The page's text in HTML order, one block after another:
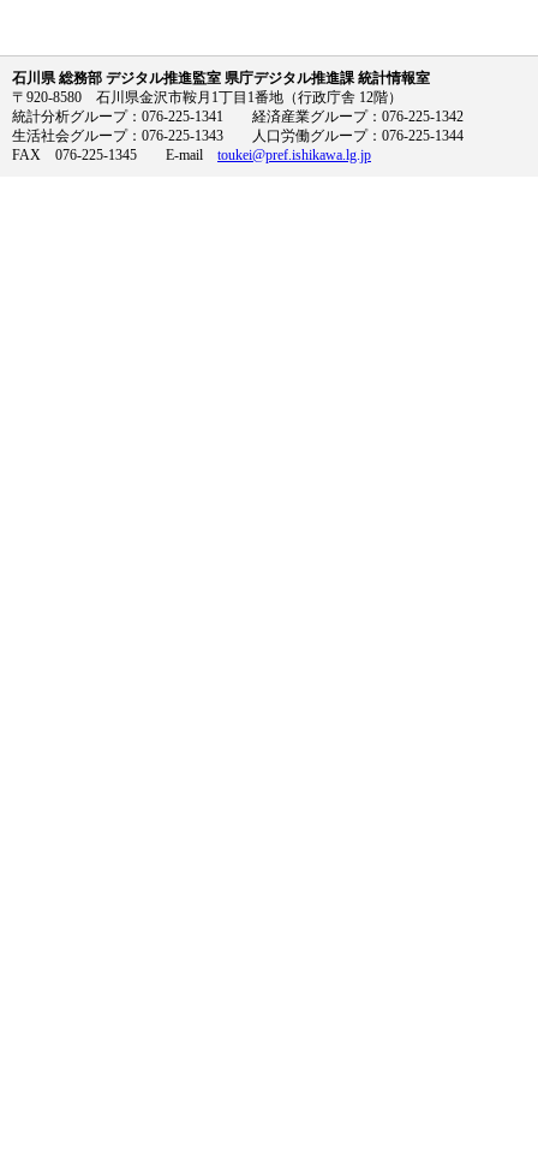
石川県 総務部 デジタル推進監室 県庁デジタル推進課 統計情報室
〒920-8580 石川県金沢市鞍月1丁目1番地（行政庁舎 12階）
統計分析グループ：076-225-1341 経済産業グループ：076-225-1342
生活社会グループ：076-225-1343 人口労働グループ：076-225-1344
FAX 076-225-1345 E-mail toukei@pref.ishikawa.lg.jp